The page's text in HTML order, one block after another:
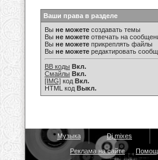
Ваши права в разделе
Вы не можете создавать темы
Вы не можете отвечать на
Вы не можете прикреплять файлы
Вы не можете редактировать
BB коды Вкл.
Смайлы Вкл.
[IMG] код Вкл.
HTML код Выкл.
Музыка Dj mixes
Реклама на сайте